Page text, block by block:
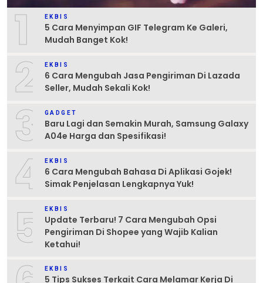
1 EKBIS
5 Cara Menyimpan GIF Telegram Ke Galeri,
Mudah Banget Kok!
2 EKBIS
6 Cara Mengubah Jasa Pengiriman Di Lazada
Seller, Mudah Sekali Kok!
3 GADGET
Baru Lagi dan Semakin Murah, Samsung Galaxy
A04e Harga dan Spesifikasi!
4 EKBIS
6 Cara Mengubah Bahasa Di Aplikasi Gojek!
Simak Penjelasan Lengkapnya Yuk!
5 EKBIS
Update Terbaru! 7 Cara Mengubah Opsi
Pengiriman Di Shopee yang Wajib Kalian
Ketahui!
EKBIS
5 Tips Sukses Terkait Cara Melamar Kerja Di